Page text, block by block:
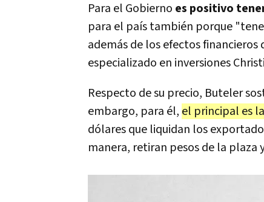
Para el Gobierno es positivo
para el país también porque
además de los efectos
especializado en inversiones
Respecto de su precio, Buteler
embargo, para él, el principal es
dólares que liquidan los
manera, retiran pesos de la